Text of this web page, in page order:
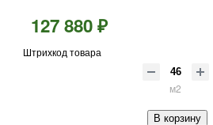
127 880 ₽
Штрихкод товара
м2
В корзину